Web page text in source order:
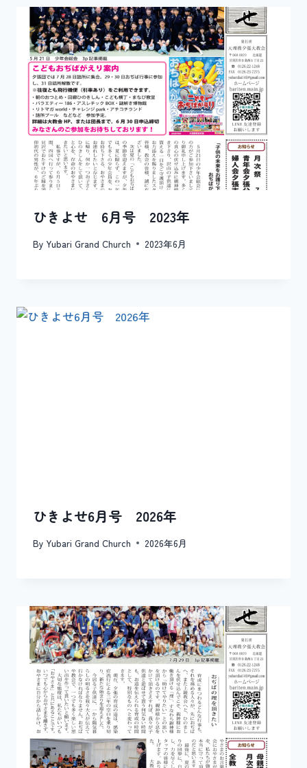
ひきよせ 6月号 2023年
By Yubari Grand Church 2023年6月
ひきよせ6月号 2026年
By Yubari Grand Church 2026年6月